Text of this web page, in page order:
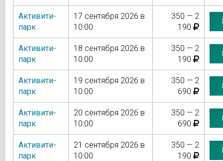
Активити-
парк
17 сентября 2026 в
10:00
350 — 2
190
Активити-
парк
18 сентября 2026 в
10:00
350 — 2
190
Активити-
парк
19 сентября 2026 в
10:00
350 — 2
690
Активити-
парк
20 сентября 2026 в
10:00
350 — 2
690
Активити-
парк
21 сентября 2026 в
10:00
350 — 2
190